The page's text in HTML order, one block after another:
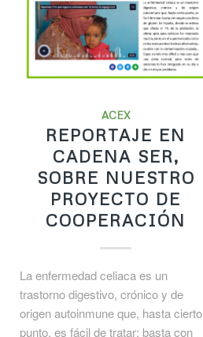
ACEX
REPORTAJE EN
CADENA SER,
SOBRE NUESTRO
PROYECTO DE
COOPERACIÓN
La enfermedad celiaca es un
trastorno digestivo, crónico y de
origen autoinmune que, hasta cierto
punto, es fácil de tratar: basta con